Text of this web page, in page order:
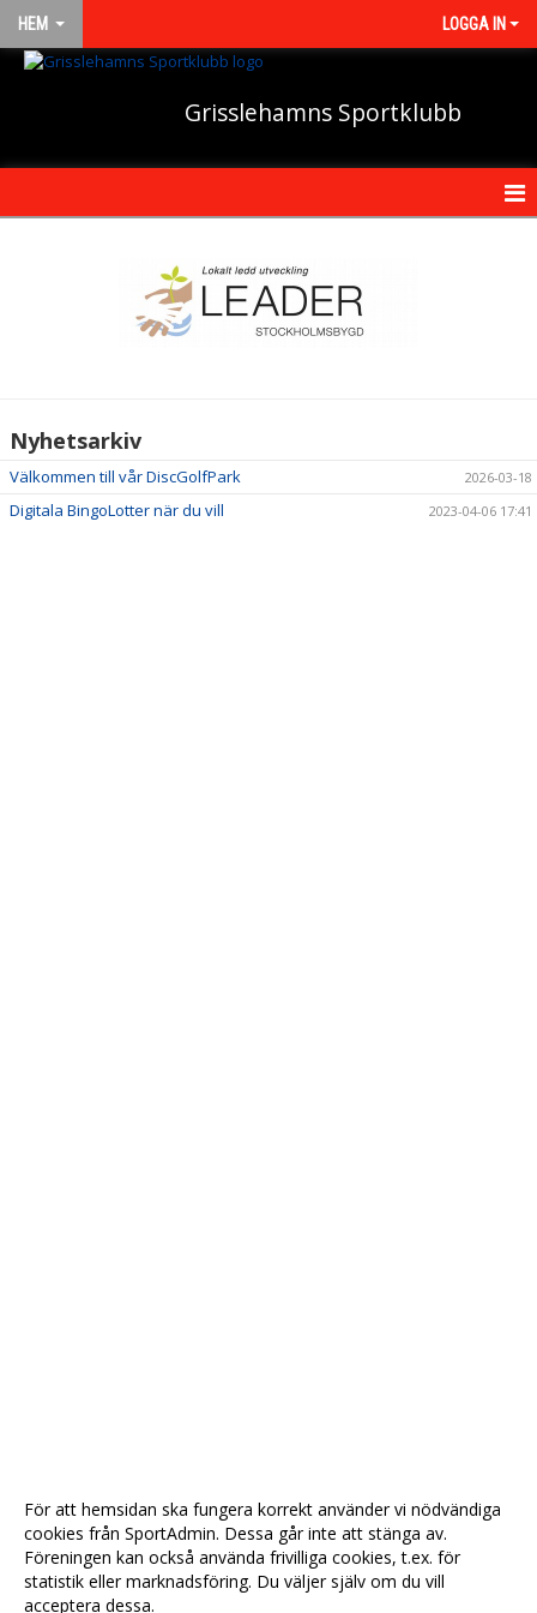
HEM LOGGA IN
Grisslehamns Sportklubb
KALENDER
BILDGALLERI
Nyhetsarkiv
Välkommen till vår DiscGolfPark 2026-03-18
Digitala BingoLotter när du vill 2023-04-06 17:41
För att hemsidan ska fungera korrekt använder vi nödvändiga
cookies från SportAdmin. Dessa går inte att stänga av.
Föreningen kan också använda frivilliga cookies, t.ex. för
statistik eller marknadsföring. Du väljer själv om du vill
acceptera dessa.